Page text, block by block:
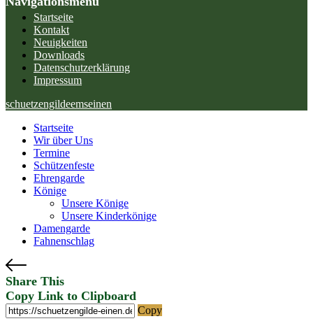
Startseite
Kontakt
Neuigkeiten
Downloads
Datenschutzerklärung
Impressum
schuetzengildeemseinen
Startseite
Wir über Uns
Termine
Schützenfeste
Ehrengarde
Könige
Unsere Könige
Unsere Kinderkönige
Damengarde
Fahnenschlag
Share This
Copy Link to Clipboard
Copy